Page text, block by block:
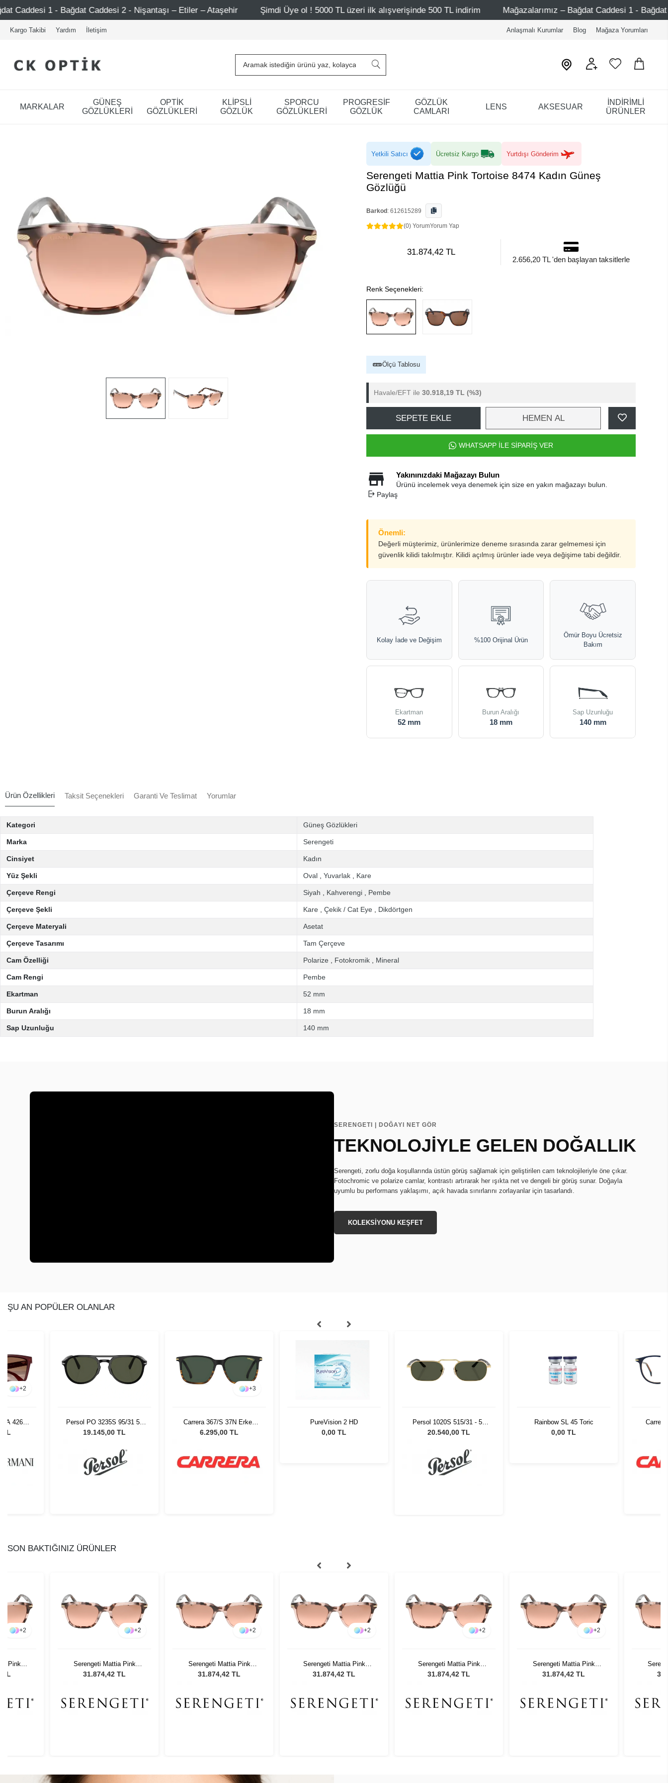
Caddesi 2 - Nişantaşı – Etiler – Ataşehir Şimdi Üye ol ! 5000 TL üzeri ilk alışverişinde 500 TL indirim Mağazalarımız – Bağdat Caddesi 1 - Bağdat Caddesi 2 -
Kargo Takibi Yardım İletişim Anlaşmalı Kurumlar Blog Mağaza Yorumları
MARKALAR
GÜNEŞ
GÖZLÜKLERİ
OPTİK
GÖZLÜKLERİ
KLİPSLİ
GÖZLÜK
SPORCU
GÖZLÜKLERİ
PROGRESİF
GÖZLÜK
GÖZLÜK
CAMLARI
LENS AKSESUAR
İNDİRİMLİ
ÜRÜNLER
Yetkili Satıcı Ücretsiz Kargo Yurtdışı Gönderim
Serengeti Mattia Pink Tortoise 8474 Kadın Güneş
Gözlüğü
Barkod : 612615289
(0) YorumYorum Yap
31.874,42 TL
2.656,20 TL 'den başlayan taksitlerle
Renk Seçenekleri:
Ölçü Tablosu
Havale/EFT ile 30.918,19 TL (%3)
SEPETE EKLE HEMEN AL
WHATSAPP İLE SİPARİŞ VER
Yakınınızdaki Mağazayı Bulun
Ürünü incelemek veya denemek için size en yakın mağazayı bulun.
Paylaş
Önemli:
Değerli müşterimiz, ürünlerimize deneme sırasında zarar gelmemesi için
güvenlik kilidi takılmıştır. Kilidi açılmış ürünler iade veya değişime tabi değildir.
Kolay İade ve Değişim %100 Orijinal Ürün
Ömür Boyu Ücretsiz
Bakım
Ekartman
52 mm
Burun Aralığı
18 mm
Sap Uzunluğu
140 mm
Ürün Özellikleri Taksit Seçenekleri Garanti Ve Teslimat Yorumlar
Kategori Güneş Gözlükleri
Marka Serengeti
Cinsiyet Kadın
Yüz Şekli Oval Yuvarlak Kare
Çerçeve Rengi Siyah Kahverengi Pembe
Çerçeve Şekli Kare Çekik / Cat Eye Dikdörtgen
Çerçeve Materyali Asetat
Çerçeve Tasarımı Tam Çerçeve
Cam Özelliği Polarize Fotokromik Mineral
Cam Rengi Pembe
Ekartman 52 mm
Burun Aralığı 18 mm
Sap Uzunluğu 140 mm
SERENGETI | DOĞAYI NET GÖR
TEKNOLOJİYLE GELEN DOĞALLIK
Serengeti, zorlu doğa koşullarında üstün görüş sağlamak için geliştirilen cam teknolojileriyle öne çıkar.
Fotochromic ve polarize camlar, kontrastı artırarak her ışıkta net ve dengeli bir görüş sunar. Doğayla
uyumlu bu performans yaklaşımı, açık havada sınırlarını zorlayanlar için tasarlandı.
KOLEKSİYONU KEŞFET
ŞU AN POPÜLER OLANLAR
+2
4261
TL
Persol PO 3235S 95/31 55
Unisex Güneş Gözlüğü
19.145,00 TL
+3
Carrera 367/S 37N Erkek
Güneş Gözlüğü
6.295,00 TL
PureVision 2 HD
0,00 TL
Persol 1020S 515/31 - 57
Erkek Güneş Gözlüğü
20.540,00 TL
Rainbow SL 45 Toric
0,00 TL
SON BAKTIĞINIZ ÜRÜNLER
+2
Pink
Güneş
TL
+2
Serengeti Mattia Pink
Tortoise 8474 Kadın Güneş
31.874,42 TL
+2
Serengeti Mattia Pink
Tortoise 8474 Kadın Güneş
31.874,42 TL
+2
Serengeti Mattia Pink
Tortoise 8474 Kadın Güneş
31.874,42 TL
+2
Serengeti Mattia Pink
Tortoise 8474 Kadın Güneş
31.874,42 TL
+2
Serengeti Mattia Pink
Tortoise 8474 Kadın Güneş
31.874,42 TL
Tortoise